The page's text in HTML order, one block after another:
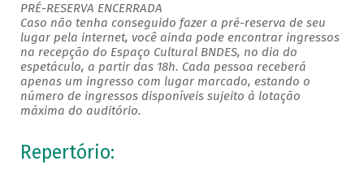
PRÉ-RESERVA ENCERRADA
Caso não tenha conseguido fazer a pré-reserva de seu
lugar pela internet, você ainda pode encontrar ingressos
na recepção do Espaço Cultural BNDES, no dia do
espetáculo, a partir das 18h. Cada pessoa receberá
apenas um ingresso com lugar marcado, estando o
número de ingressos disponíveis sujeito à lotação
máxima do auditório.
Repertório: